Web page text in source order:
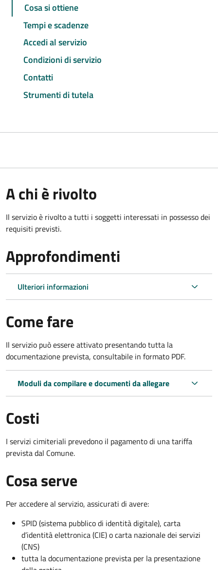
Cosa si ottiene
Tempi e scadenze
Accedi al servizio
Condizioni di servizio
Contatti
Strumenti di tutela
A chi è rivolto
Il servizio è rivolto a tutti i soggetti interessati in possesso dei
requisiti previsti.
Approfondimenti
Ulteriori informazioni
Come fare
Il servizio può essere attivato presentando tutta la
documentazione prevista, consultabile in formato PDF.
Moduli da compilare e documenti da allegare
Costi
I servizi cimiteriali prevedono il pagamento di una tariffa
prevista dal Comune.
Cosa serve
Per accedere al servizio, assicurati di avere:
SPID (sistema pubblico di identità digitale), carta
d’identità elettronica (CIE) o carta nazionale dei servizi
(CNS)
tutta la documentazione prevista per la presentazione